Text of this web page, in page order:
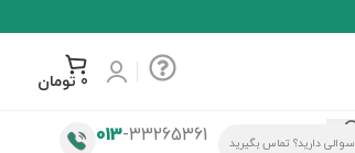
0 تومان
سوالی دارید؟ تماس بگیرید 013-33265361